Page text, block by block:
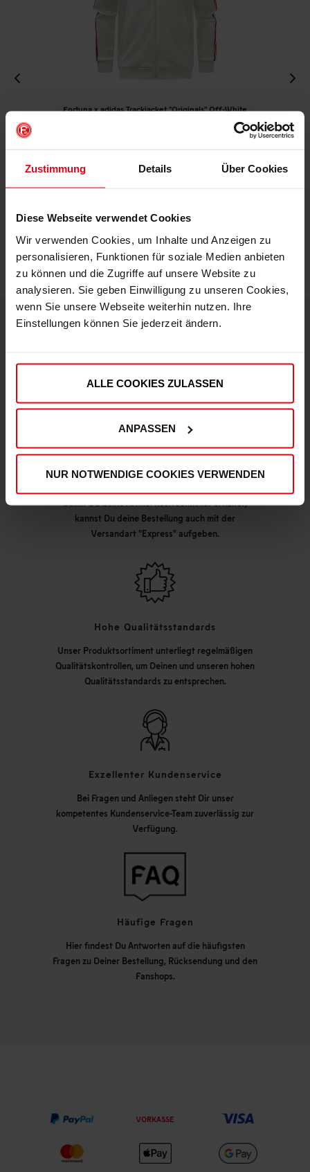
Zustimmung Details Über Cookies
Diese Webseite verwendet Cookies
Wir verwenden Cookies, um Inhalte und Anzeigen zu
personalisieren, Funktionen für soziale Medien anbieten
zu können und die Zugriffe auf unsere Website zu
analysieren. Sie geben Einwilligung zu unseren Cookies,
wenn Sie unsere Webseite weiterhin nutzen. Ihre
Einstellungen können Sie jederzeit ändern.
ALLE COOKIES ZULASSEN
ANPASSEN
NUR NOTWENDIGE COOKIES VERWENDEN
Fortuna x adidas Trackjacket "Originals" Off-White
Express Lieferung möglich
Damit Du deine Artikel noch schneller erhältst,
kannst Du deine Bestellung auch mit der
Versandart "Express" aufgeben.
Hohe Qualitätsstandards
Unser Produktsortiment unterliegt regelmäßigen
Qualitätskontrollen, um Deinen und unseren hohen
Qualitätsstandards zu entsprechen.
Exzellenter Kundenservice
Bei Fragen und Anliegen steht Dir unser
kompetentes Kundenservice-Team zuverlässig zur
Verfügung.
Häufige Fragen
Hier findest Du Antworten auf die häufigsten
Fragen zu Deiner Bestellung, Rücksendung und den
Fanshops.
VORKASSE